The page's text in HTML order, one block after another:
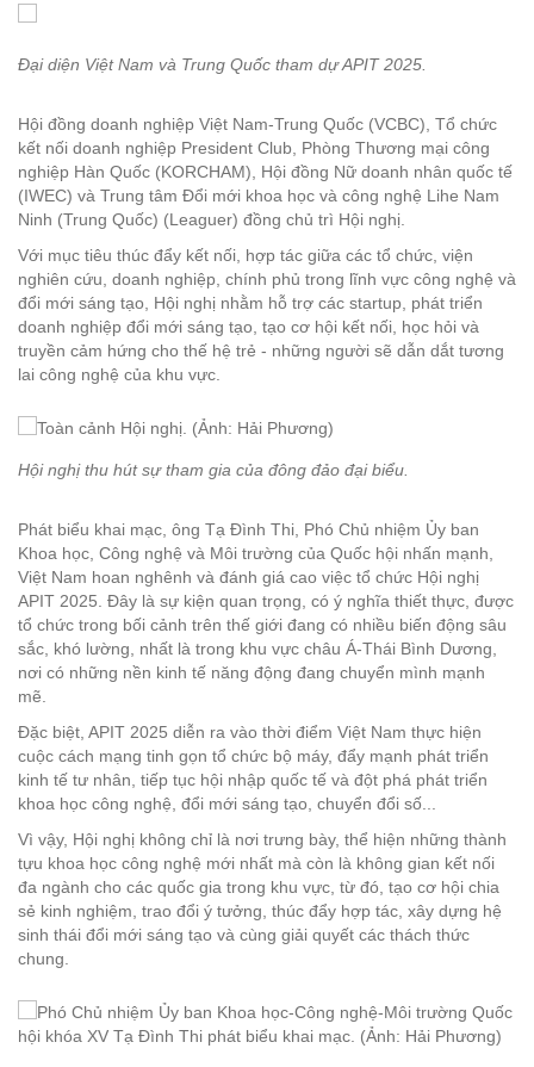
Đại diện Việt Nam và Trung Quốc tham dự APIT 2025.
Hội đồng doanh nghiệp Việt Nam-Trung Quốc (VCBC), Tổ chức
kết nối doanh nghiệp President Club, Phòng Thương mại công
nghiệp Hàn Quốc (KORCHAM), Hội đồng Nữ doanh nhân quốc tế
(IWEC) và Trung tâm Đổi mới khoa học và công nghệ Lihe Nam
Ninh (Trung Quốc) (Leaguer) đồng chủ trì Hội nghị.
Với mục tiêu thúc đẩy kết nối, hợp tác giữa các tổ chức, viện
nghiên cứu, doanh nghiệp, chính phủ trong lĩnh vực công nghệ và
đổi mới sáng tạo, Hội nghị nhằm hỗ trợ các startup, phát triển
doanh nghiệp đổi mới sáng tạo, tạo cơ hội kết nối, học hỏi và
truyền cảm hứng cho thế hệ trẻ - những người sẽ dẫn dắt tương
lai công nghệ của khu vực.
Hội nghị thu hút sự tham gia của đông đảo đại biểu.
Phát biểu khai mạc, ông Tạ Đình Thi, Phó Chủ nhiệm Ủy ban
Khoa học, Công nghệ và Môi trường của Quốc hội nhấn mạnh,
Việt Nam hoan nghênh và đánh giá cao việc tổ chức Hội nghị
APIT 2025. Đây là sự kiện quan trọng, có ý nghĩa thiết thực, được
tổ chức trong bối cảnh trên thế giới đang có nhiều biến động sâu
sắc, khó lường, nhất là trong khu vực châu Á-Thái Bình Dương,
nơi có những nền kinh tế năng động đang chuyển mình mạnh
mẽ.
Đặc biệt, APIT 2025 diễn ra vào thời điểm Việt Nam thực hiện
cuộc cách mạng tinh gọn tổ chức bộ máy, đẩy mạnh phát triển
kinh tế tư nhân, tiếp tục hội nhập quốc tế và đột phá phát triển
khoa học công nghệ, đổi mới sáng tạo, chuyển đổi số...
Vì vậy, Hội nghị không chỉ là nơi trưng bày, thể hiện những thành
tựu khoa học công nghệ mới nhất mà còn là không gian kết nối
đa ngành cho các quốc gia trong khu vực, từ đó, tạo cơ hội chia
sẻ kinh nghiệm, trao đổi ý tưởng, thúc đẩy hợp tác, xây dựng hệ
sinh thái đổi mới sáng tạo và cùng giải quyết các thách thức
chung.